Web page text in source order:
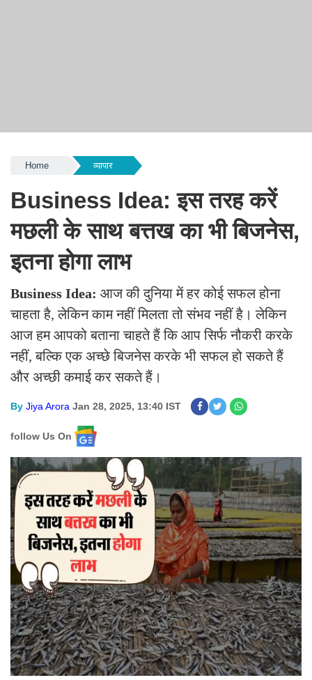
Home व्यापार
Business Idea: इस तरह करें
मछली के साथ बत्तख का भी बिजनेस,
इतना होगा लाभ
Business Idea: आज की दुनिया में हर कोई सफल होना
चाहता है, लेकिन काम नहीं मिलता तो संभव नहीं है। लेकिन
आज हम आपको बताना चाहते हैं कि आप सिर्फ नौकरी करके
नहीं, बल्कि एक अच्छे बिजनेस करके भी सफल हो सकते हैं
और अच्छी कमाई कर सकते हैं।
By Jiya Arora Jan 28, 2025, 13:40 IST
follow Us On